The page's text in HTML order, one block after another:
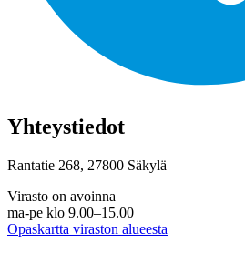
Yhteystiedot
Rantatie 268, 27800 Säkylä
Virasto on avoinna
ma-pe klo 9.00–15.00
Opaskartta viraston alueesta